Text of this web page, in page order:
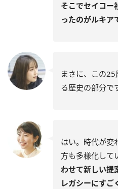
そこでセイコー
ったのがルキア
まさに、この
る歴史の部分で
はい。時代が変
方も多様化して
わせて新しい提
レガシーにすご